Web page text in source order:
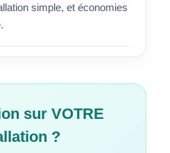
simple, et économies
sur VOTRE
?